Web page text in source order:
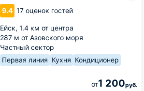
9.4 17 оценок гостей
Ейск, 1.4 км от центра
287 м от Азовского моря
Частный сектор
Первая линия Кухня Кондиционер
от1 200руб.